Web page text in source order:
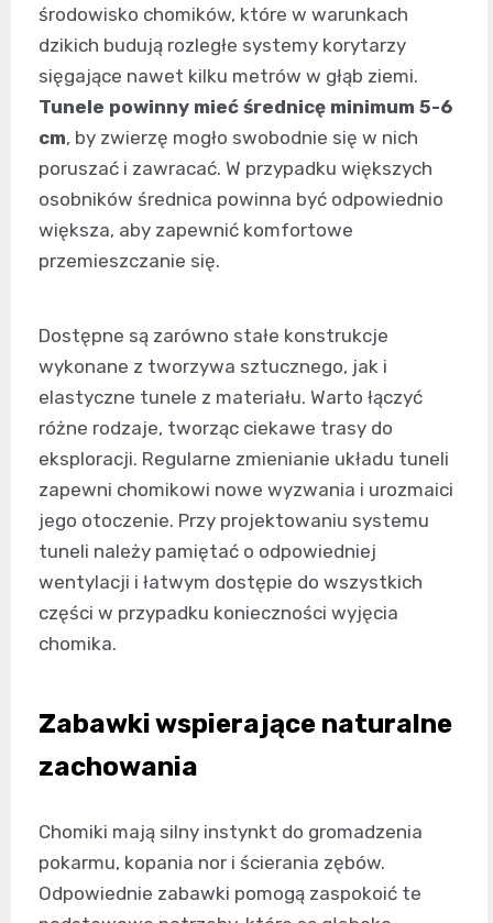
środowisko chomików, które w warunkach
dzikich budują rozległe systemy korytarzy
sięgające nawet kilku metrów w głąb ziemi.
Tunele powinny mieć średnicę minimum 5-6
cm, by zwierzę mogło swobodnie się w nich
poruszać i zawracać. W przypadku większych
osobników średnica powinna być odpowiednio
większa, aby zapewnić komfortowe
przemieszczanie się.
Dostępne są zarówno stałe konstrukcje
wykonane z tworzywa sztucznego, jak i
elastyczne tunele z materiału. Warto łączyć
różne rodzaje, tworząc ciekawe trasy do
eksploracji. Regularne zmienianie układu tuneli
zapewni chomikowi nowe wyzwania i urozmaici
jego otoczenie. Przy projektowaniu systemu
tuneli należy pamiętać o odpowiedniej
wentylacji i łatwym dostępie do wszystkich
części w przypadku konieczności wyjęcia
chomika.
Zabawki wspierające naturalne
zachowania
Chomiki mają silny instynkt do gromadzenia
pokarmu, kopania nor i ścierania zębów.
Odpowiednie zabawki pomogą zaspokoić te